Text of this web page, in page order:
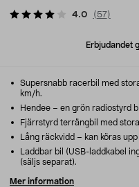
4.0 ( 57)
Erbjudandet
Supersnabb racerbil med
km/h.
Hendee – en grön radiostyrd
Fjärrstyrd terrängbil med
Lång räckvidd – kan köras
Laddbar bil (USB-laddkabel
(säljs separat).
Mer information